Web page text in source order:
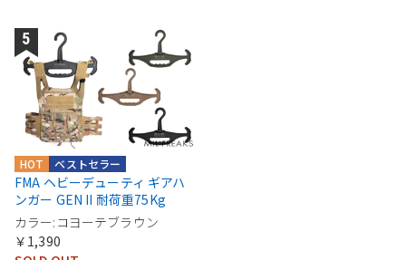
ベストセラー
HOT
FMA ヘビーデューティ ギアハ
ンガー GEN II 耐荷重75Kg
カラー:コヨーテブラウン
￥1,390